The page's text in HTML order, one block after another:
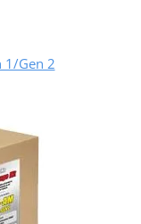
1/Gen 2